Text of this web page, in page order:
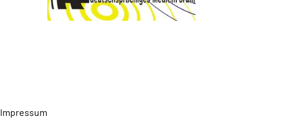
Impressum